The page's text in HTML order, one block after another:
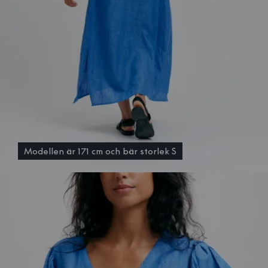
Modellen är 171 cm och bär storlek S